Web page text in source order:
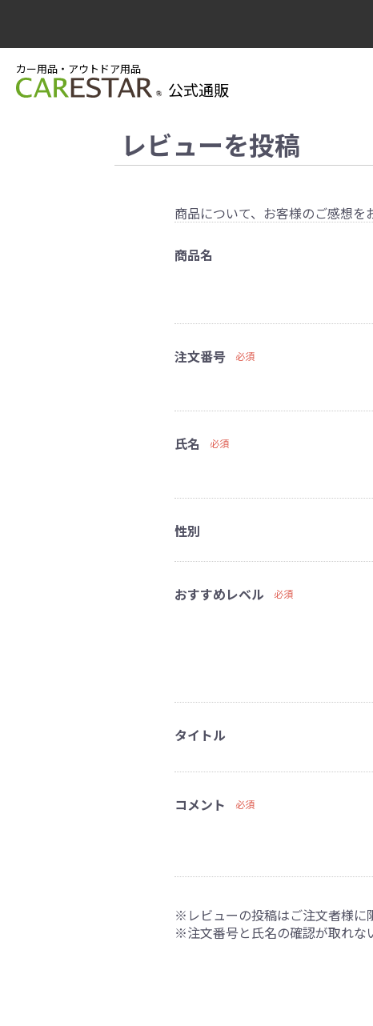
カー用品・アウトドア用品
公式通販
レビューを投稿
商品について、お客様のご感想を
商品名
注文番号 必須
氏名 必須
性別
おすすめレベル 必須
タイトル
コメント 必須
※レビューの投稿はご注文者様に
※注文番号と氏名の確認が取れな